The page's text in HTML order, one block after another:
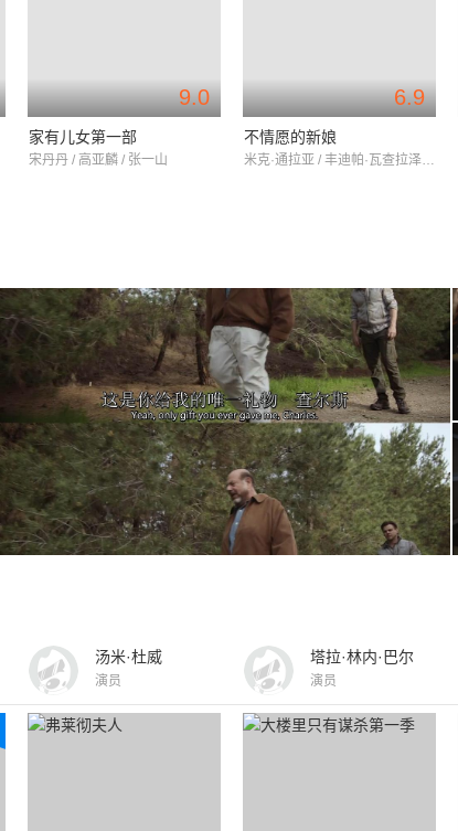
9.0
家有儿女第一部
宋丹丹 / 高亚麟 / 张一山
6.9
不情愿的新娘
米克·通拉亚 / 丰迪帕·瓦查拉泽固 / 萍帕薇·克拉冰
汤米·杜威
演员
塔拉·林内·巴尔
演员